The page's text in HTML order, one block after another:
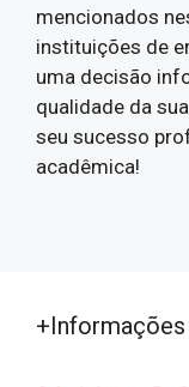
mencionados
instituições de
uma decisão
qualidade da
seu sucesso
acadêmica!
+Informações